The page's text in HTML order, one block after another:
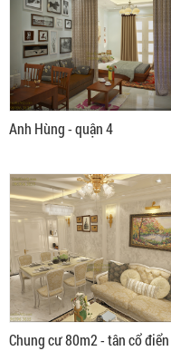
Anh Hùng - quận 4
Chung cư 80m2 - tân cổ điển